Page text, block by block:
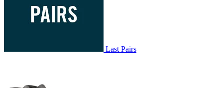
Last Pairs